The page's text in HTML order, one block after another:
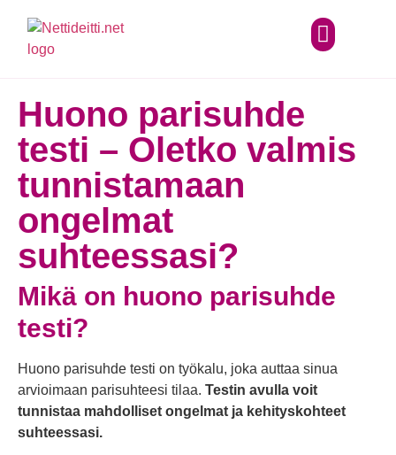
Huono parisuhde
testi – Oletko valmis
tunnistamaan
ongelmat
suhteessasi?
Mikä on huono parisuhde
testi?
Huono parisuhde testi on työkalu, joka auttaa sinua
arvioimaan parisuhteesi tilaa. Testin avulla voit
tunnistaa mahdolliset ongelmat ja kehityskohteet
suhteessasi.